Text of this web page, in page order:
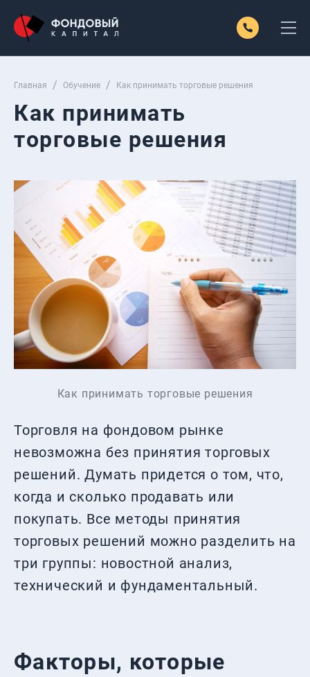
Главная Обучение Как принимать торговые решения
Как принимать
торговые решения
Как принимать торговые решения
Торговля на фондовом рынке
невозможна без принятия торговых
решений. Думать придется о том, что,
когда и сколько продавать или
покупать. Все методы принятия
торговых решений можно разделить на
три группы: новостной анализ,
технический и фундаментальный.
Факторы, которые